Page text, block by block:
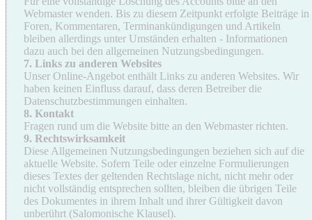
Webmaster wenden. Bis zu diesem Zeitpunkt erfolgte Beiträge in
Foren, Kommentaren, Terminankündigungen und Artikeln
bleiben allerdings unter Umständen erhalten - Informationen
dazu auch bei den allgemeinen Nutzungsbedingungen.
7. Links zu anderen Websites
Unser Online-Angebot enthält Links zu anderen Websites. Wir
haben keinen Einfluss darauf, dass deren Betreiber die
Datenschutzbestimmungen einhalten.
8. Kontakt
Fragen rund um die Website bitte an den Webmaster richten.
9. Rechtswirksamkeit
Diese Allgemeinen Nutzungsbedingungen beziehen sich auf die
aktuelle Website. Sofern Teile oder einzelne Formulierungen
dieses Textes der geltenden Rechtslage nicht, nicht mehr oder
nicht vollständig entsprechen sollten, bleiben die übrigen Teile
des Dokumentes in ihrem Inhalt und ihrer Gültigkeit davon
unberührt (Salomonische Klausel).